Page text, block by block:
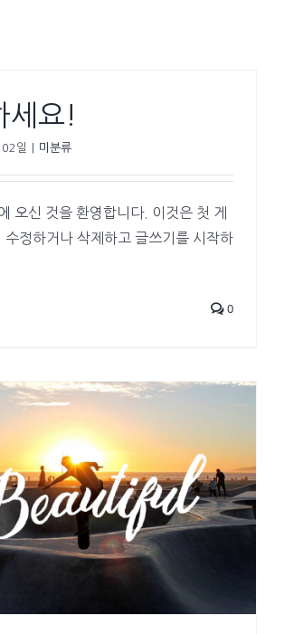
세요!
일 미분류
오신 것을 환영합니다. 이것은 첫 게
수정하거나 삭제하고 글쓰기를 시작하
0